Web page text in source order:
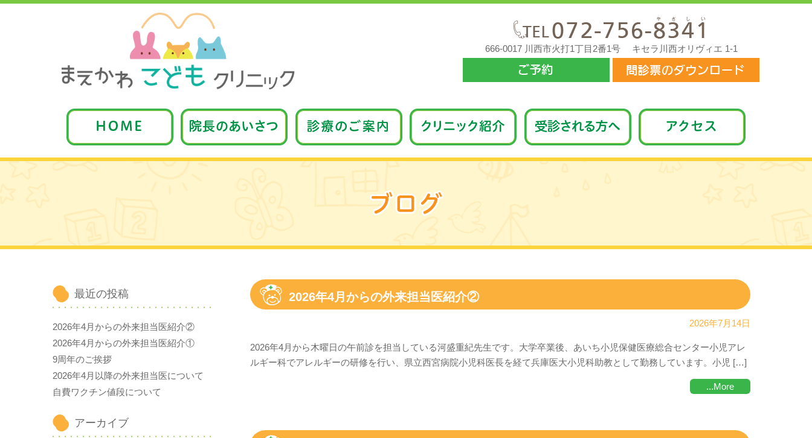
666-0017 川西市火打1丁目2番1号 キセラ川西オリヴィエ 1-1
2026年4月からの外来担当医紹介②
2026年7月14日
2026年4月から木曜日の午前診を担当している河盛重紀先生です。大学卒業後、あいち小児保健医療総合センター小児アレ
ルギー科でアレルギーの研修を行い、県立西宮病院小児科医長を経て兵庫医大小児科助教として勤務しています。小児 […]
...More
最近の投稿
2026年4月からの外来担当医紹介②
2026年4月からの外来担当医紹介①
9周年のご挨拶
2026年4月以降の外来担当医について
自費ワクチン値段について
アーカイブ